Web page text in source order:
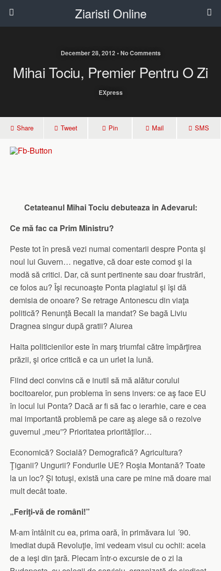
Ziaristi Online
December 28, 2012 • No Comments
Mihai Tociu, Premier Pentru O Zi
EXpress
Share Tweet Pin Mail SMS
Cetateanul Mihai Tociu debuteaza in Adevarul:
Ce mă fac ca Prim Ministru?
Peste tot în presă vezi numai comentarii despre Ponta şi
noul lui Guvern… negative, că doar este comod şi la
modă să critici. Dar, că sunt pertinente sau doar frustrări,
ce folos au? Îşi recunoaşte Ponta plagiatul şi îşi dă
demisia de onoare? Se retrage Antonescu din viaţa
politică? Renunţă Becali la mandat? Se bagă Liviu
Dragnea singur după gratii? Aiurea
Haita politicienilor este în marş triumfal către împărţirea
prăzii, şi orice critică e ca un urlet la lună.
Fiind deci convins că e inutil să mă alătur corului
bocitoarelor, pun problema în sens invers: ce aş face EU
în locul lui Ponta? Dacă ar fi să fac o ierarhie, care e cea
mai importantă problemă pe care aş alege să o rezolve
guvernul „meu”? Prioritatea priorităţilor…
Economică? Socială? Demografică? Agricultura?
Ţiganii? Ungurii? Fondurile UE? Roşia Montană? Toate
la un loc? Şi totuşi, există una care pe mine mă doare mai
mult decât toate.
„Feriţi-vă de români!”
M-am întâlnit cu ea, prima oară, în primăvara lui ´90.
Imediat după Revoluţie, îmi vedeam visul cu ochii: acela
de a ieşi din ţară. Plecam într-o excursie de o zi la